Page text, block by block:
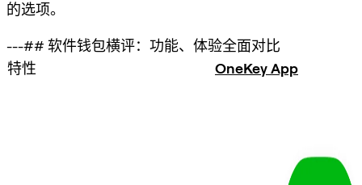
的选项。
---## 软件钱包横评：功能、体验全面对比
特性
OneKey App